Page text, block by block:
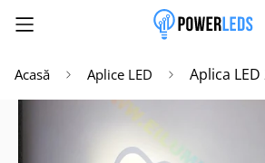
Acasă Aplice LED
Activează notificările